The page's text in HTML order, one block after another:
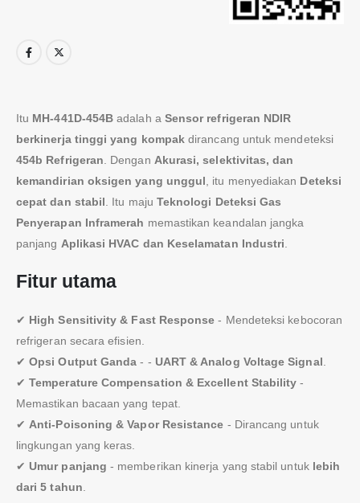
Itu MH-441D-454B adalah a Sensor refrigeran NDIR
berkinerja tinggi yang kompak dirancang untuk mendeteksi
454b Refrigeran . Dengan Akurasi, selektivitas, dan
kemandirian oksigen yang unggul , itu menyediakan Deteksi
cepat dan stabil . Itu maju Teknologi Deteksi Gas
Penyerapan Inframerah memastikan keandalan jangka
panjang Aplikasi HVAC dan Keselamatan Industri
Fitur utama
✔ High Sensitivity & Fast Response - Mendeteksi kebocoran
refrigeran secara efisien.
✔Opsi Output Ganda - - UART & Analog Voltage Signal
✔Temperature Compensation & Excellent Stability -
Memastikan bacaan yang tepat.
✔ Anti-Poisoning & Vapor Resistance - Dirancang untuk
lingkungan yang keras.
✔ Umur panjang - memberikan kinerja yang stabil untuk lebih
dari 5 tahun